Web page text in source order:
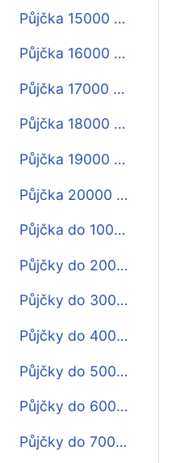
Půjčka 15000 do výplaty
Půjčka 16000 do výplaty
Půjčka 17000 do výplaty
Půjčka 18000 do výplaty
Půjčka 19000 do výplaty
Půjčka 20000 do výplaty
Půjčka do 1000 Kč do výplaty
Půjčky do 2000 Kč do výplaty
Půjčky do 3000 Kč do výplaty
Půjčky do 4000 Kč do výplaty
Půjčky do 5000 Kč do výplaty
Půjčky do 6000 Kč do výplaty
Půjčky do 7000 Kč do výplaty